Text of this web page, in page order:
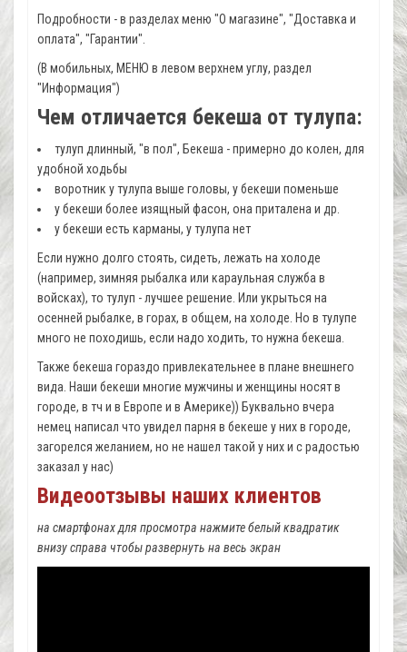
Подробности - в разделах меню "О магазине", "Доставка и
оплата", "Гарантии".
(В мобильных, МЕНЮ в левом верхнем углу, раздел
"Информация")
Чем отличается бекеша от тулупа:
тулуп длинный, "в пол", Бекеша - примерно до колен, для
удобной ходьбы
воротник у тулупа выше головы, у бекеши поменьше
у бекеши более изящный фасон, она приталена и др.
у бекеши есть карманы, у тулупа нет
Если нужно долго стоять, сидеть, лежать на холоде
(например, зимняя рыбалка или караульная служба в
войсках), то тулуп - лучшее решение. Или укрыться на
осенней рыбалке, в горах, в общем, на холоде. Но в тулупе
много не походишь, если надо ходить, то нужна бекеша.
Также бекеша гораздо привлекательнее в плане внешнего
вида. Наши бекеши многие мужчины и женщины носят в
городе, в тч и в Европе и в Америке)) Буквально вчера
немец написал что увидел парня в бекеше у них в городе,
загорелся желанием, но не нашел такой у них и с радостью
заказал у нас)
Видеоотзывы наших клиентов
на смартфонах для просмотра нажмите белый квадратик
внизу справа чтобы развернуть на весь экран